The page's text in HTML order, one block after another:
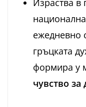
Израства в
ежедневно
гръцката
формира у
чувство